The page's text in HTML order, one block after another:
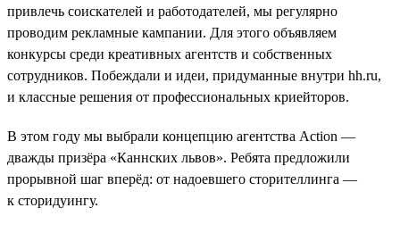
привлечь соискателей и работодателей, мы регулярно
проводим рекламные кампании. Для этого объявляем
конкурсы среди креативных агентств и собственных
сотрудников. Побеждали и идеи, придуманные внутри hh.ru,
и классные решения от профессиональных криейторов.
В этом году мы выбрали концепцию агентства Action —
дважды призёра «Каннских львов». Ребята предложили
прорывной шаг вперёд: от надоевшего сторителлинга —
к сторидуингу.